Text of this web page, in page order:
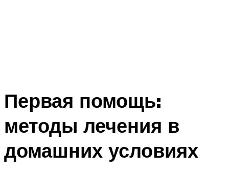
Первая помощь:
методы лечения в
домашних условиях